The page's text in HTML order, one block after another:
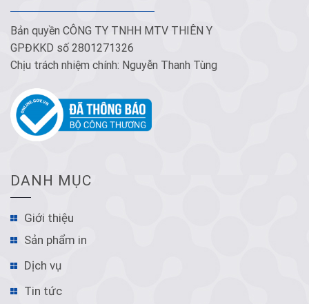
Bản quyền CÔNG TY TNHH MTV THIÊN Y
GPĐKKD số 2801271326
Chịu trách nhiệm chính: Nguyễn Thanh Tùng
DANH MỤC
Giới thiệu
Sản phẩm in
Dịch vụ
Tin tức